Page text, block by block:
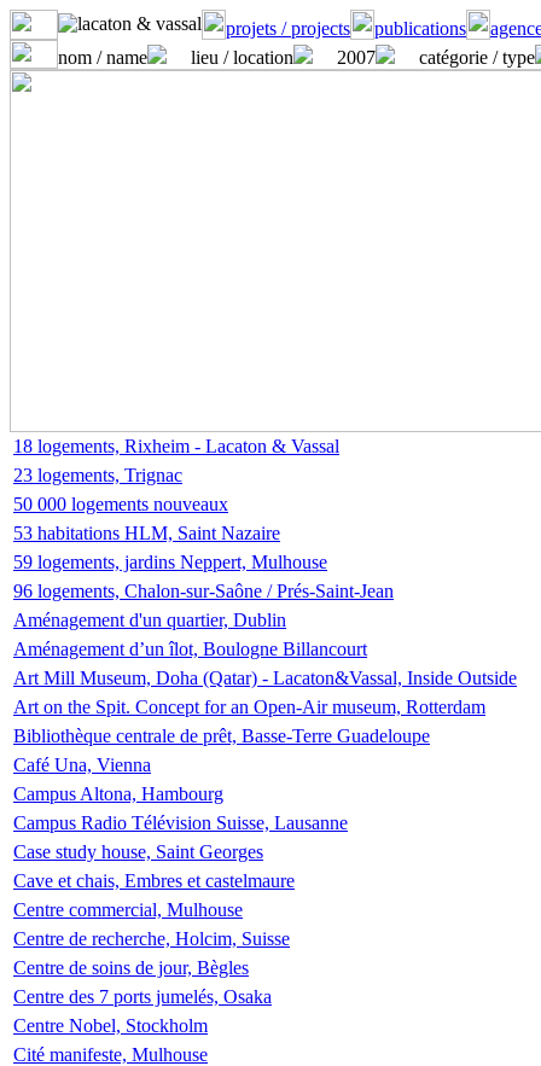
projets / projects publications
nom / name
lieu / location 2007 catégorie / type
18 logements, Rixheim - Lacaton & Vassal
23 logements, Trignac
50 000 logements nouveaux
53 habitations HLM, Saint Nazaire
59 logements, jardins Neppert, Mulhouse
96 logements, Chalon-sur-Saône / Prés-Saint-Jean
Aménagement d'un quartier, Dublin
Aménagement d’un îlot, Boulogne Billancourt
Art Mill Museum, Doha (Qatar) - Lacaton&Vassal, Inside Outside
Art on the Spit. Concept for an Open-Air museum, Rotterdam
Bibliothèque centrale de prêt, Basse-Terre Guadeloupe
Café Una, Vienna
Campus Altona, Hambourg
Campus Radio Télévision Suisse, Lausanne
Case study house, Saint Georges
Cave et chais, Embres et castelmaure
Centre commercial, Mulhouse
Centre de recherche, Holcim, Suisse
Centre de soins de jour, Bègles
Centre des 7 ports jumelés, Osaka
Centre Nobel, Stockholm
Cité manifeste, Mulhouse